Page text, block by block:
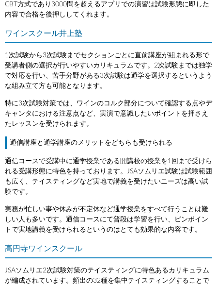
CBT方式であり3000問を超えるアプリでの演習は試験形態に即した
内容で合格を後押ししてくれます。
ワインスクール井上塾
1次試験から3次試験までセクションごとに直前講座が組まれる形で
受講者側の選択が行いやすいカリキュラムです。2次試験までは独学
で対応を行い、苦手分野がある3次試験は通学を選択するというよう
な組み立て方も可能となります。
特に3次試験対策では、ワインのコルク部分について確認する点やデ
キャンタにおける注意点など、実演で意識したいポイントを押さえ
たレッスンを受けられます。
通信講座と通学講座のメリットをどちらも受けられる
通信コースで受講中に通学授業である開講校の授業を1回まで受けら
れる受講形態に特色を持っております。JSAソムリエ試験は試験範囲
も広く、テイスティングなど実地で講義を受けたいニーズは高い試
験です。
実務が忙しい事や休みが不定休など通学授業をすべて行うことは難
しい人も多いです。通信コースにて普段は学習を行い、ピンポイン
トで実地講義を受けられるというのはとても効果的な内容です。
高円寺ワインスクール
JSAソムリエ2次試験対策のテイスティングに特色あるカリキュラム
が編成されています。頻出の32種を集中テイスティングすることで